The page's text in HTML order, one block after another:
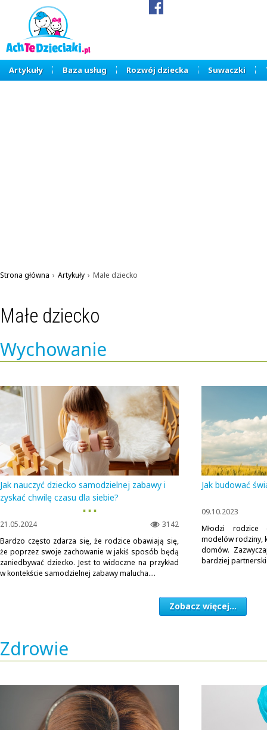
Artykuły Baza usług Rozwój dziecka Suwaczki
Strona główna › Artykuły › Małe dziecko
Małe dziecko
Wychowanie
Jak nauczyć dziecko samodzielnej zabawy i
zyskać chwilę czasu dla siebie?
▪ ▪ ▪
3142
21.05.2024
Bardzo często zdarza się, że rodzice obawiają się,
że poprzez swoje zachowanie w jakiś sposób będą
zaniedbywać dziecko. Jest to widoczne na przykład
w kontekście samodzielnej zabawy malucha....
Jak budować
09.10.2023
Młodzi rodzice
modelów rodziny,
domów.
bardziej
Zobacz więcej...
Zdrowie